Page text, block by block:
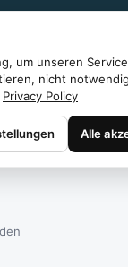
um unseren
nicht
Privacy Policy
Alle